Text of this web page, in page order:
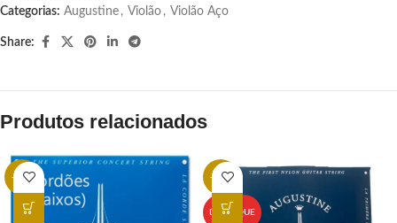
Categorias: Augustine , Violão , Violão Aço
Share:
Produtos relacionados
-25% -31%
DESTAQUE